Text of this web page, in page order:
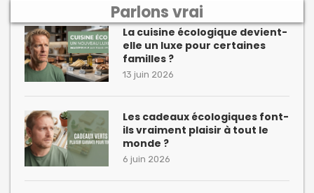
Parlons vrai
La cuisine écologique devient-
elle un luxe pour certaines
familles ?
13 juin 2026
Les cadeaux écologiques font-
ils vraiment plaisir à tout le
monde ?
6 juin 2026